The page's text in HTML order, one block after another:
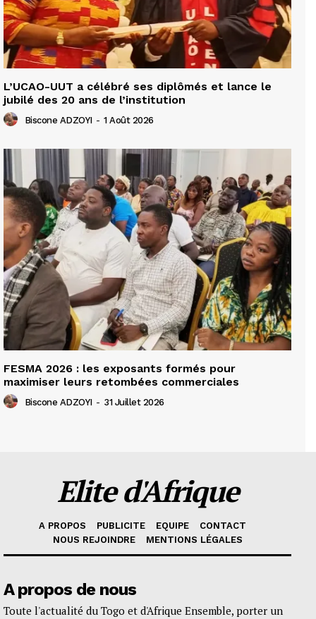
L’UCAO-UUT a célébré ses diplômés et lance le
jubilé des 20 ans de l’institution
Biscone ADZOYI - 1 Août 2026
FESMA 2026 : les exposants formés pour
maximiser leurs retombées commerciales
Biscone ADZOYI - 31 Juillet 2026
Elite d'Afrique
A PROPOS PUBLICITE EQUIPE
CONTACT
NOUS REJOINDRE
MENTIONS LÉGALES
A propos de nous
Toute l'actualité du Togo et d'Afrique Ensemble, porter un